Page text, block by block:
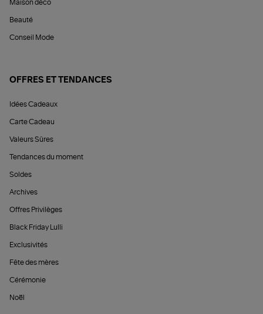
Maison déco
Beauté
Conseil Mode
OFFRES ET TENDANCES
Idées Cadeaux
Carte Cadeau
Valeurs Sûres
Tendances du moment
Soldes
Archives
Offres Privilèges
Black Friday Lulli
Exclusivités
Fête des mères
Cérémonie
Noël